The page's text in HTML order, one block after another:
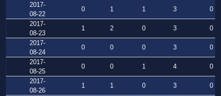
2017-
08-22
0 1 1 3
0
2017-
08-23
1 2 0 3
0
2017-
08-24
0 0 0 3
0
2017-
08-25
0 0 1 4
0
2017-
08-26
1 1 0 3
0